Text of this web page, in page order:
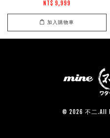
NT$ 9,999
加入購物車
© 2026 不二.All